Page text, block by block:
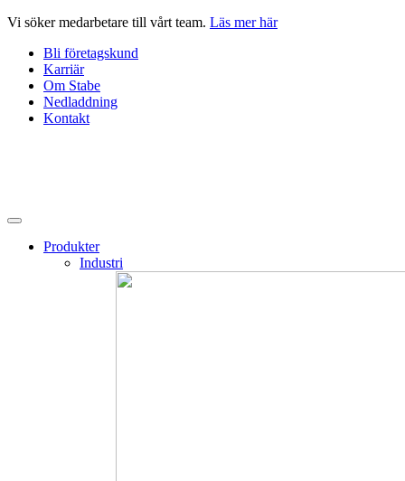
Hoppa
innehåll
Vi söker medarbetare till vårt team. Läs mer här
Bli företagskund
Karriär
Om Stabe
Nedladdning
Kontakt
Produkter
Industri